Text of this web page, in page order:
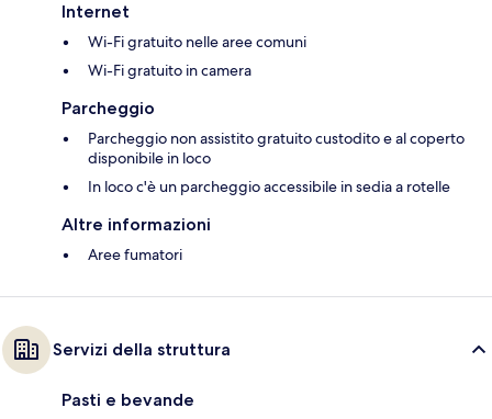
Internet
Wi-Fi gratuito nelle aree comuni
Wi-Fi gratuito in camera
Parcheggio
Parcheggio non assistito gratuito custodito e al coperto
disponibile in loco
In loco c'è un parcheggio accessibile in sedia a rotelle
Altre informazioni
Aree fumatori
Servizi della struttura
Pasti e bevande